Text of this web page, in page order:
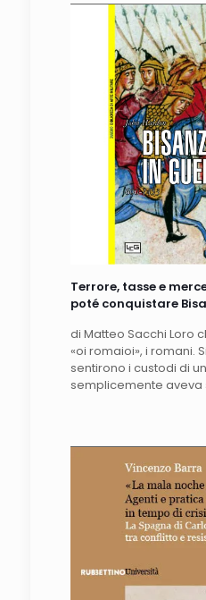
Terrore, tasse e
poté conquistare
di Matteo Sacchi Loro
«oi romaioi», i romani.
sentirono i custodi di
semplicemente aveva